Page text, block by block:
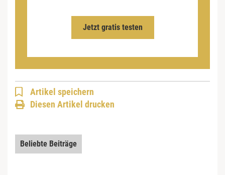
Jetzt gratis testen
Artikel speichern
Diesen Artikel drucken
Beliebte Beiträge